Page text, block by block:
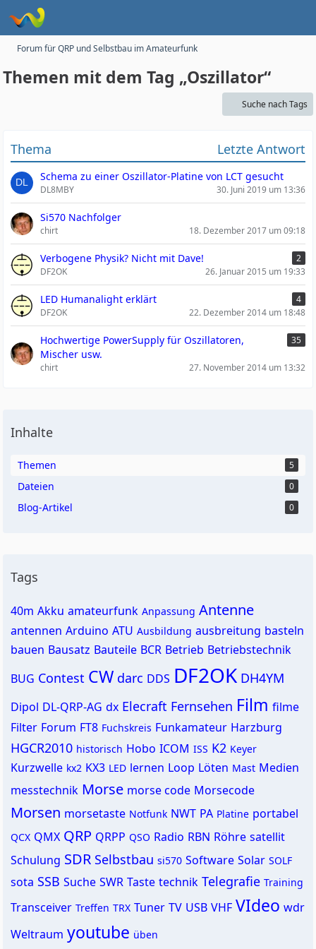
Forum für QRP und Selbstbau im Amateurfunk
Themen mit dem Tag „Oszillator“
Suche nach Tags
Thema Letzte Antwort
Schema zu einer Oszillator-Platine von LCT gesucht
DL8MBY 30. Juni 2019 um 13:36
Si570 Nachfolger
chirt 18. Dezember 2017 um 09:18
Verbogene Physik? Nicht mit Dave!
2
DF2OK
26. Januar 2015 um 19:33
LED Humanalight erklärt
4
DF2OK
22. Dezember 2014 um 18:48
Hochwertige PowerSupply für Oszillatoren,
Mischer usw.
35
chirt 27. November 2014 um 13:32
Inhalte
Themen 5
Dateien 0
Blog-Artikel 0
Tags
40m Akku amateurfunk Anpassung Antenne
antennen Arduino ATU Ausbildung ausbreitung basteln
bauen Bausatz Bauteile BCR Betrieb Betriebstechnik
BUG Contest CW darc DDS DF2OK DH4YM
Dipol DL-QRP-AG dx Elecraft Fernsehen Film filme
Filter Forum FT8 Fuchskreis Funkamateur Harzburg
HGCR2010 historisch Hobo ICOM ISS K2 Keyer
Kurzwelle kx2 KX3 LED lernen Loop Löten Mast Medien
messtechnik Morse morse code Morsecode
Morsen morsetaste Notfunk NWT PA Platine portabel
QCX QMX QRP QRPP QSO Radio RBN Röhre satellit
Schulung SDR Selbstbau si570 Software Solar SOLF
sota SSB Suche SWR Taste technik Telegrafie Training
Transceiver Treffen TRX Tuner TV USB VHF VIdeo wdr
Weltraum youtube üben